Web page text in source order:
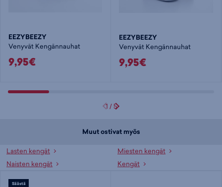
EEZYBEEZY
Venyvät Kengännauhat
9,95€
EEZYBEEZY
Venyvät Kengännauhat
9,95€
1 /5
Muut ostivat myös
Lasten kengät
Miesten kengät
Naisten kengät
Kengät
Säästä